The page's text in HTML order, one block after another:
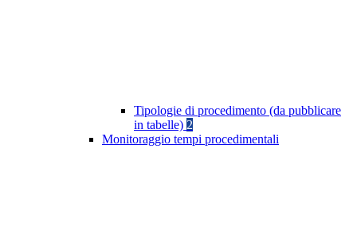
Tipologie di procedimento (da pubblicare
in tabelle) 2
Monitoraggio tempi procedimentali